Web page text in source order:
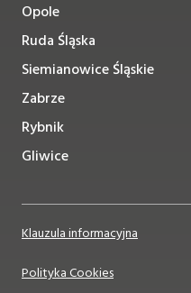
Opole
Ruda Śląska
Siemianowice Śląskie
Zabrze
Rybnik
Gliwice
Klauzula informacyjna
Polityka Cookies